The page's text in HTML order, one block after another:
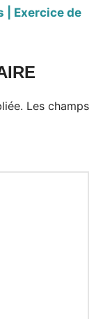
| Exercice de
Les champs